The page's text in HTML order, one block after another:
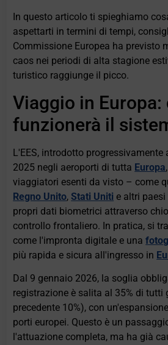
In questo articolo ti spieghiamo
aspettarti in termini di tempi,
Commissione Europea ha previsto
caos nei periodi di alta stagione
turistico raggiunge il picco.
Viaggio in Europa:
funzionerà il
L'EES, introdotto
2025 negli aeroporti di tutta Europa
viaggiatori esenti da visto – come
Regno Unito,Stati Uniti e altri
propri dati biometrici attraverso
controllo frontaliero. In pratica, si
come l'impronta digitale e una
più rapida e sicura all'ingresso in
Dal 9 gennaio 2026, la soglia
registrazione è salita al 35% di tutti
precedente 10%), con
porti europei. Questo è un
l'attuazione completa, ma ha già